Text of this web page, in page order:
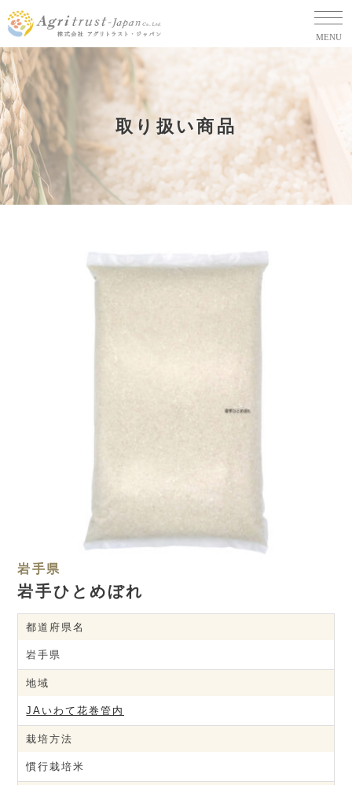
MENU
取り扱い商品
岩手県
岩手ひとめぼれ
都道府県名
岩手県
地域
JAいわて花巻管内
栽培方法
慣行栽培米